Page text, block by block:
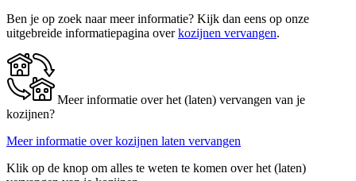
Ben je op zoek naar meer informatie? Kijk dan eens op onze
uitgebreide informatiepagina overkozijnen vervangen.
Meer informatie over het (laten) vervangen van je
kozijnen?
Meer informatie over kozijnen laten vervangen
Klik op de knop om alles te weten te komen over het (laten)